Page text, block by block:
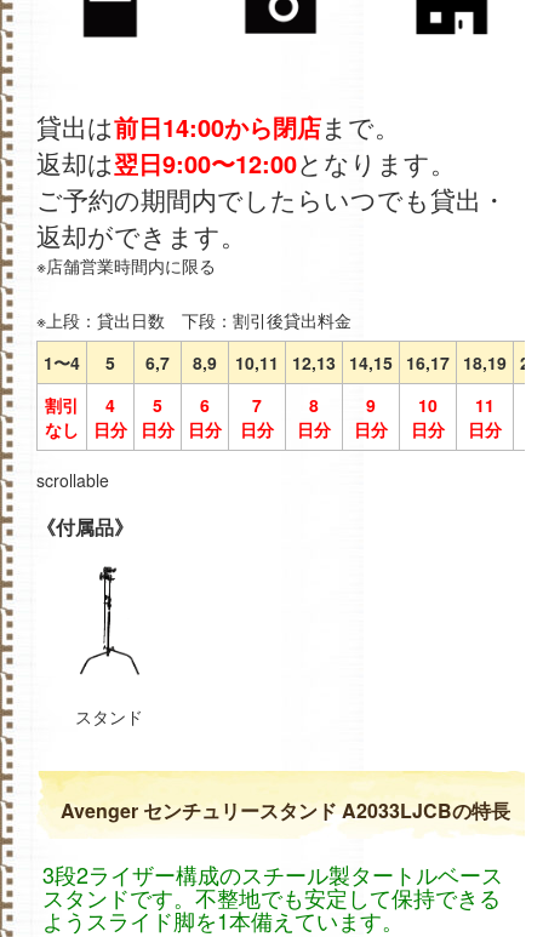
貸出は前日14:00から閉店まで。
返却は翌日9:00〜12:00となります。
ご予約の期間内でしたらいつでも貸出・
返却ができます。
※店舗営業時間内に限る
※上段：貸出日数 下段：割引後貸出料金
1〜4
5 6,7 8,9 10,11 12,13 14,15 16,17 18,19
割引
なし
4
日分
5
日分
6
日分
7
日分
8
日分
9
日分
10
日分
11
日分
scrollable
《付属品》
スタンド
Avenger センチュリースタンド A2033LJCBの特長
3段2ライザー構成のスチール製タートルベース
スタンドです。不整地でも安定して保持できる
ようスライド脚を1本備えています。